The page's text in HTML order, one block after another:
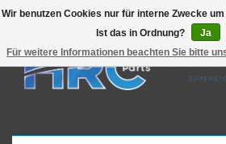
Wir benutzen Cookies nur für interne Zwecke
Ist das in Ordnung?
Ja
Für weitere Informationen beachten Sie bitte